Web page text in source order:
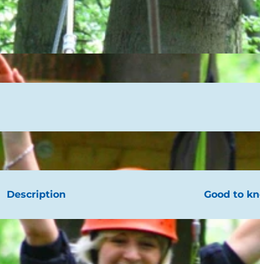
Description Good to